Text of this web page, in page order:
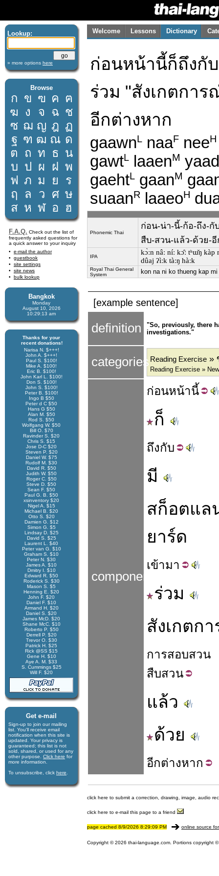
Lookup:
» more options here
Browse
ก ข ฃ ค ฅ
ฆ ง จ ฉ ช
ซ ฌ ญ ฎ ฏ
ฐ ฑ ฒ ณ ด
ต ถ ท ธ น
บ ป ผ ฝ พ
ฟ ภ ม ย
ร
ฤ
ล ว ศ ษ
ส ห ฬ อ ฮ
F.A.Q. Check out the list of
frequently asked questions for
a quick answer to your inquiry
e-mail the author
guestbook
site settings
site news
bulk lookup
Bangkok
Monday
August 10, 2026
10:29:13 am
Thanks for your
recent donations!
Narisa N. $+++!
John A. $+++!
Paul S. $100!
Mike A. $100!
Eric B. $100!
John Karl L. $100!
Don S. $100!
John S. $100!
Peter B. $100!
Ingo B $50
Peter d C $50
Hans G $50
Alan M. $50
Rod S. $50
Wolfgang W. $50
Bill O. $70
Ravinder S. $20
Chris S. $15
Jose D-C $20
Steven P. $20
Daniel W. $75
Rudolf M. $30
David R. $50
Judith W. $50
Roger C. $50
Steve D. $50
Sean F. $50
Paul G. B. $50
xsinventory $20
Nigel A. $15
Michael B. $20
Otto S. $20
Damien G. $12
Simon G. $5
Lindsay D. $25
David S. $25
Laurent L. $40
Peter van G. $10
Graham S. $10
Peter N. $30
James A. $10
Dmitry I. $10
Edward R. $50
Roderick S. $30
Mason S. $5
Henning E. $20
John F. $20
Daniel F. $10
Armand H. $20
Daniel S. $20
James McD. $20
Shane McC. $10
Roberto P. $50
Derrell P. $20
Trevor O. $30
Patrick H. $25
Rick @SS $15
Gene H. $10
Aye A. M. $33
S. Cummings $25
Will F. $20
Get e-mail
Sign-up to join our mail­ing
list. You'll receive e­mail
notification when this site is
updated. Your privacy is
guaran­teed; this list is not
sold, shared, or used for any
other purpose. Click here for
more infor­mation.
To unsubscribe, click here
Welcome Lessons Dictionary
ก่อนหน้านี้ก็ถึงกั
ร่วม "สังเกตกา
อีกต่างหาก
gaawnL naaF neeH
gawtL laaenM yaad
gaehtL gaanM
suaanR laaeoH
Phonemic Thai
ก่อน-น่า-นี้-ก้อ-ถึง-กั
สืบ-สวน-แล้ว-ด้วย-
IPA
kɔ̀ːn nâː níː kɔ̂ː tʰɯ̌ŋ kàp
dûaj ʔìːk tàːŋ hàːk
Royal Thai General
System
kon na ni ko thueng kap
[example sentence]
definition
"So, previously, there
investigations."
categories Reading Exercise »
Reading Exercise »
components
ก่อนหน้านี้
ก็
ถึงกับ
มี
สก็อตแล
ยาร์ด
เข้ามา
ร่วม
สังเกตก
การสอบสวน
สืบสวน
แล้ว
ด้วย
อีกต่างหาก
click here to submit a correction, drawing, image, audio
click here to e-mail this page to a friend
page cached 8/9/2026 8:29:09 PM online source
Copyright © 2026 thai-language.com. Portions copyright